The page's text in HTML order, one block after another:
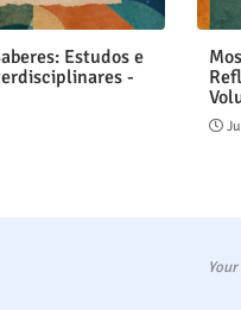
Estudos e
-